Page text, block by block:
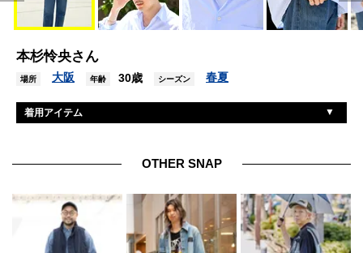
本杉怜央さん
場所 大阪 年齢 30歳 シーズン 春夏
着用アイテム
シューズ ジェイエムウエストン
ヴィンテージ
ロレックス
OTHER SNAP